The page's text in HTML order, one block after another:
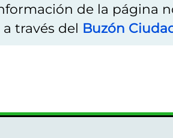
de la página
través del Buzón